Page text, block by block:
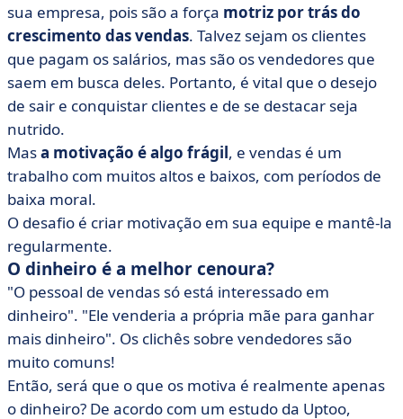
sua empresa, pois são a força motriz por trás do
crescimento das vendas. Talvez sejam os clientes
que pagam os salários, mas são os vendedores que
saem em busca deles. Portanto, é vital que o desejo
de sair e conquistar clientes e de se destacar seja
nutrido.
Masa motivação é algo frágil, e vendas é um
trabalho com muitos altos e baixos, com períodos de
baixa moral.
O desafio é criar motivação em sua equipe e mantê-la
regularmente.
O dinheiro é a melhor cenoura?
"O pessoal de vendas só está interessado em
dinheiro". "Ele venderia a própria mãe para ganhar
mais dinheiro". Os clichês sobre vendedores são
muito comuns!
Então, será que o que os motiva é realmente apenas
o dinheiro? De acordo com um estudo da Uptoo,